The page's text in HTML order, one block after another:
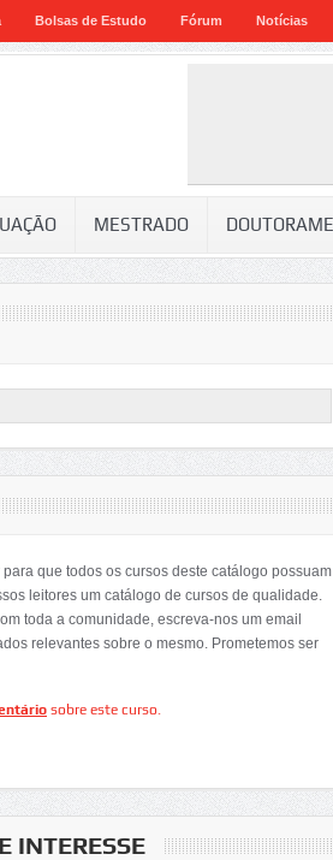
Bolsas de Estudo Fórum Notícias
MESTRADO
que todos os cursos deste catálogo possuam
leitores um catálogo de cursos de qualidade.
toda a comunidade, escreva-nos um email
relevantes sobre o mesmo. Prometemos ser
sobre este curso.
INTERESSE